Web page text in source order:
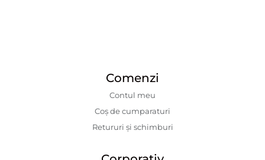
Comenzi
Contul meu
Coș de cumparaturi
Retururi și schimburi